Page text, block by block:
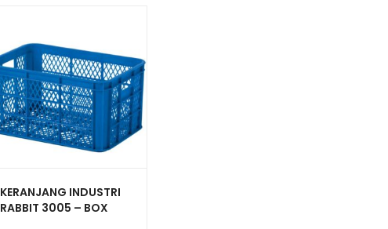
KERANJANG INDUSTRI
RABBIT 3005 – BOX